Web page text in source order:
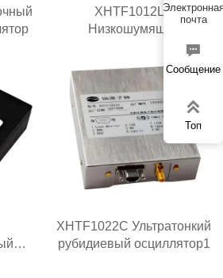
XHTF1012LN
Низкошумящий
рубидиевый генератор
XHTF1022C Ультратонкий
рубидиевый осциллятор1
почта

Сообщение

Топ